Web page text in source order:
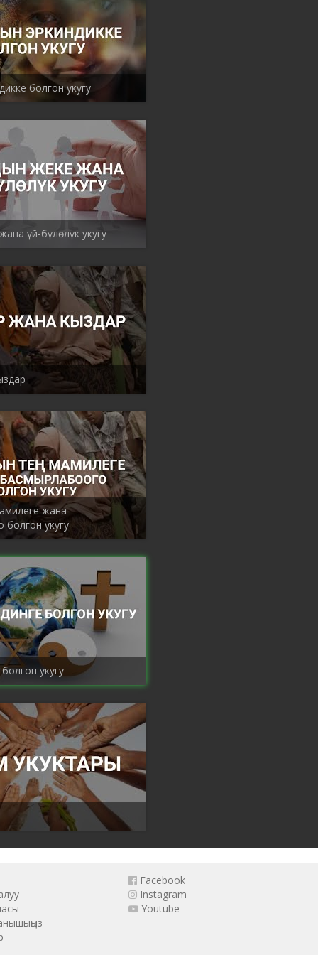
болгон укугу
үй-бүлөлүк укугу
жана
укугу
укугу
Facebook
Instagram
Youtube